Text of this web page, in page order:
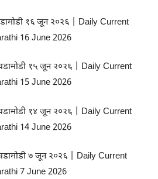
१६ जून २०२६ | Daily Current
16 June 2026
१५ जून २०२६ | Daily Current
15 June 2026
१४ जून २०२६ | Daily Current
14 June 2026
७ जून २०२६ | Daily Current
7 June 2026